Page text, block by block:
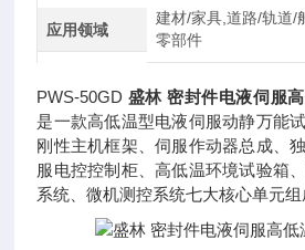
应用领域
建材/家具,道路/轨道/
零部件
PWS-50GD 盛林 密封件电液伺服
是一款高低温型电液伺服动静万能
刚性主机框架、伺服作动器总成、
服电控控制柜、高低温环境试验箱
系统、微机测控系统七大核心单元组